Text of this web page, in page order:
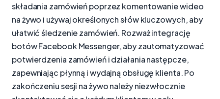
składania zamówień poprzez komentowanie wideo
na żywo i używaj określonych słów kluczowych, aby
ułatwić śledzenie zamówień. Rozważ integrację
botów Facebook Messenger, aby zautomatyzować
potwierdzenia zamówień i działania następcze,
zapewniając płynną i wydajną obsługę klienta. Po
zakończeniu sesji na żywo należy niezwłocznie